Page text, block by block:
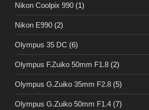
Nikon Coolpix 990 (1)
Nikon E990 (2)
Olympus 35 DC (6)
Olympus F.Zuiko 50mm F1.8 (2)
Olympus G.Zuiko 35mm F2.8 (5)
Olympus G.Zuiko 50mm F1.4 (7)